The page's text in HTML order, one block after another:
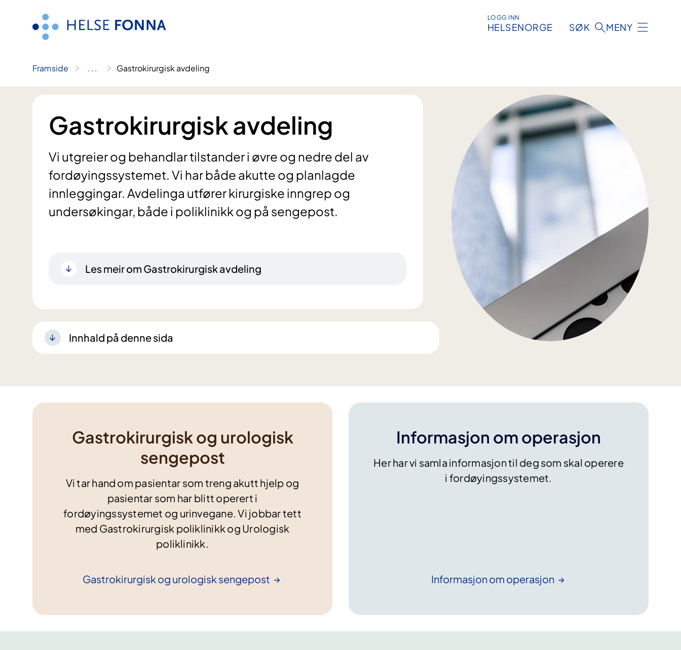
LOGG INN
HELSENORGE SØK MENY
Framside .. . Gastrokirurgisk avdeling
Gastrokirurgisk avdeling
Vi utgreier og behandlar tilstander i øvre og nedre del av
fordøyingssystemet. Vi har både akutte og planlagde
innleggingar. Avdelinga utfører kirurgiske inngrep og
undersøkingar, både i poliklinikk og på sengepost.
Les meir om Gastrokirurgisk avdeling
Innhald på denne sida
Gastrokirurgisk og urologisk
sengepost
Vi tar hand om pasientar som treng akutt hjelp og
pasientar som har blitt operert i
fordøyingssystemet og urinvegane. Vi jobbar tett
med Gastrokirurgisk poliklinikk og Urologisk
poliklinikk.
Gastrokirurgisk og urologisk sengepost
Informasjon om operasjon
Her har vi samla informasjon til deg som skal operere
i fordøyingssystemet.
Informasjon om operasjon